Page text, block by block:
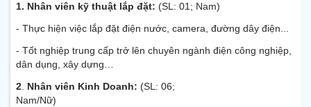
1. Nhân viên kỹ thuật lắp đặt: (SL: 01; Nam)
- Thực hiện việc lắp đặt điện nước, camera, đường dây điện...
- Tốt nghiệp trung cấp trở lên chuyên ngành điện công nghiệp,
dân dụng, xây dựng…
2 Nhân viên Kinh Doanh: (SL: 06;
Nam/Nữ)